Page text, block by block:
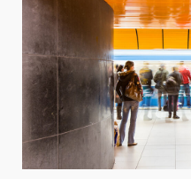
Personennahverkehr